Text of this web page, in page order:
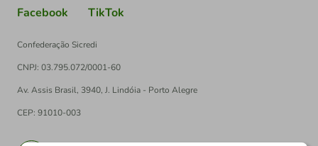
Facebook TikTok
Confederação Sicredi
CNPJ: 03.795.072/0001-60
Av. Assis Brasil, 3940, J. Lindóia - Porto Alegre
CEP: 91010-003